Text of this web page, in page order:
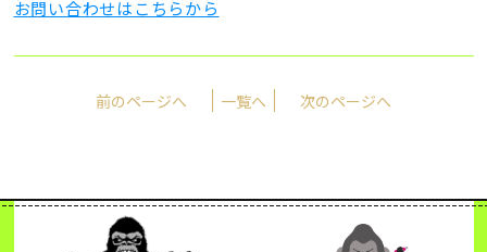
お問い合わせはこちらから
前のページへ 一覧へ 次のページへ